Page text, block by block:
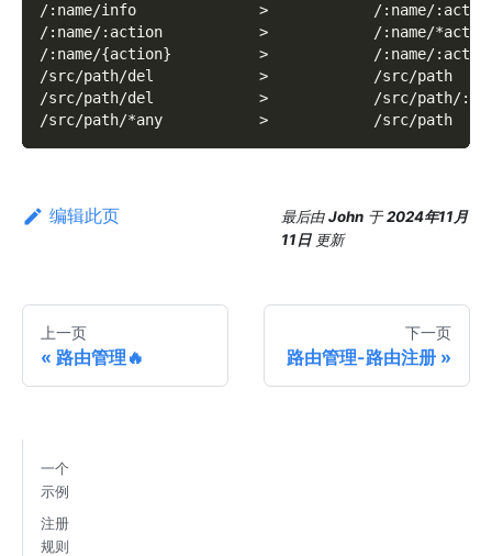
/:name/info              >            /:name/
/:name/:action           >            /:name/
/:name/{action}          >            /:name/
/src/path/del            >            /src/path
/src/path/del            >            /src/path/
/src/path/*any           >            /src/path
编辑此页 最后由John 于2024年11月
11日 更新
上一页
路由管理🔥
下一页
路由管理-路由注册
一个
示例
注册
规则